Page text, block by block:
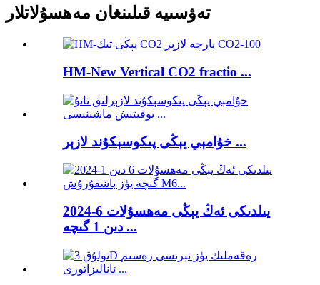
تەۋسىيە قىلىنغان مەھسۇلاتلار
HM-New Vertical CO2 fractio ...
خۇامېي يېڭى پىكوسېكۇند لازېر ...
2024-يىلدىكى ئەڭ يېڭى مەھسۇلات 6
دىن 1 گىچە ...